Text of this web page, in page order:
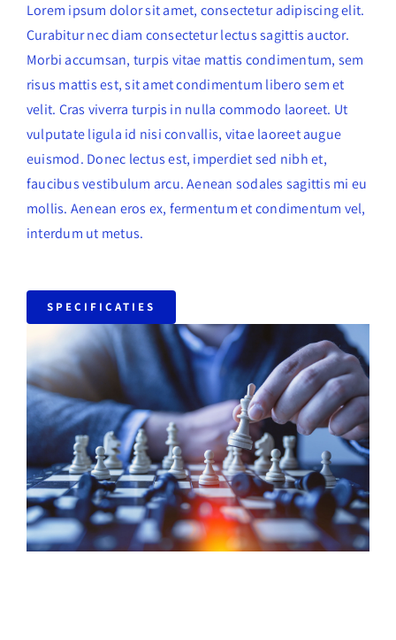
Lorem ipsum dolor sit amet, consectetur adipiscing elit.
Curabitur nec diam consectetur lectus sagittis auctor.
Morbi accumsan, turpis vitae mattis condimentum, sem
risus mattis est, sit amet condimentum libero sem et
velit. Cras viverra turpis in nulla commodo laoreet. Ut
vulputate ligula id nisi convallis, vitae laoreet augue
euismod. Donec lectus est, imperdiet sed nibh et,
faucibus vestibulum arcu. Aenean sodales sagittis mi eu
mollis. Aenean eros ex, fermentum et condimentum vel,
interdum ut metus.
SPECIFICATIES